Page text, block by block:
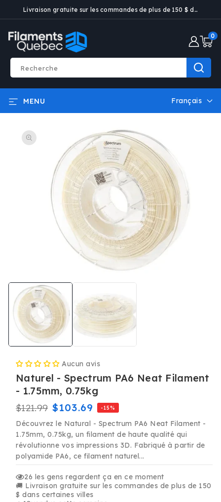
ET PASSER
CONTENU
Livraison gratuite sur les commandes de plus de 150 $ dans certaines villes
Recherche
0
0
MENU
L
a
u
e
Français
INFORMATIONS
PRODUITS
Ouvrir
média
1
une
fenêtre
modale
Aucun avis
Naturel - Spectrum PA6 Neat Filament
- 1.75mm, 0.75kg
Prix
habituel
$121.99 Prix
promotionnel
$103.69 -15%
Découvrez le Natural - Spectrum PA6 Neat Filament -
1.75mm, 0.75kg, un filament de haute qualité qui
révolutionne vos impressions 3D. Fabriqué à partir de
polyamide PA6, ce filament naturel...
26 les gens regardent ça en ce moment
🚚 Livraison gratuite sur les commandes de plus de 150
$ dans certaines villes